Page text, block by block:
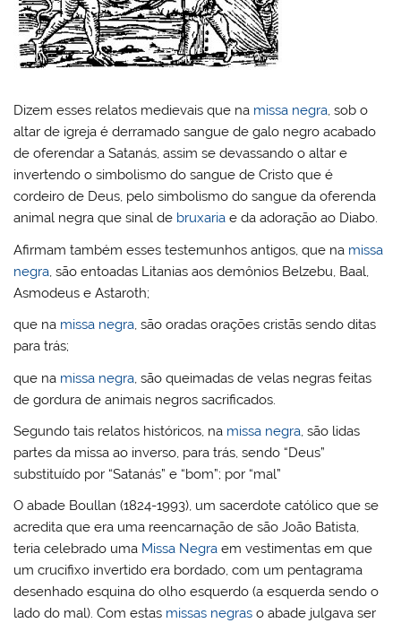
Dizem esses relatos medievais que na missa negra, sob o
altar de igreja é derramado sangue de galo negro acabado
de oferendar a Satanás, assim se devassando o altar e
invertendo o simbolismo do sangue de Cristo que é
cordeiro de Deus, pelo simbolismo do sangue da oferenda
animal negra que sinal de bruxaria e da adoração ao Diabo.
Afirmam também esses testemunhos antigos, que na missa
negra, são entoadas Litanias aos demônios Belzebu, Baal,
Asmodeus e Astaroth;
que na missa negra, são oradas orações cristãs sendo ditas
para trás;
que na missa negra, são queimadas de velas negras feitas
de gordura de animais negros sacrificados.
Segundo tais relatos históricos, na missa negra, são lidas
partes da missa ao inverso, para trás, sendo “Deus”
substituído por “Satanás” e “bom”; por “mal”
O abade Boullan (1824-1993), um sacerdote católico que se
acredita que era uma reencarnação de são João Batista,
teria celebrado uma Missa Negra em vestimentas em que
um crucifixo invertido era bordado, com um pentagrama
desenhado esquina do olho esquerdo (a esquerda sendo o
lado do mal). Com estas missas negras o abade julgava ser